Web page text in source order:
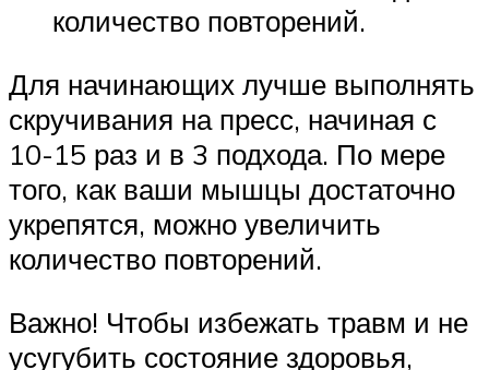
количество повторений.
Для начинающих лучше выполнять
скручивания на пресс, начиная с
10-15 раз и в 3 подхода. По мере
того, как ваши мышцы достаточно
укрепятся, можно увеличить
количество повторений.
Важно! Чтобы избежать травм и не
усугубить состояние здоровья,